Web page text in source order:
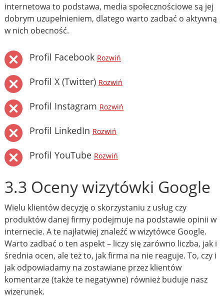
internetowa to podstawa, media społecznościowe są jej
dobrym uzupełnieniem, dlatego warto zadbać o aktywną
w nich obecność.
Profil Facebook Rozwiń
Profil X (Twitter) Rozwiń
Profil Instagram Rozwiń
Profil LinkedIn Rozwiń
Profil YouTube Rozwiń
3.3 Oceny wizytówki Google
Wielu klientów decyzję o skorzystaniu z usług czy
produktów danej firmy podejmuje na podstawie opinii w
internecie. A te najłatwiej znaleźć w wizytówce Google.
Warto zadbać o ten aspekt – liczy się zarówno liczba, jak i
średnia ocen, ale też to, jak firma na nie reaguje. To, czy i
jak odpowiadamy na zostawiane przez klientów
komentarze (także te negatywne) również buduje nasz
wizerunek.